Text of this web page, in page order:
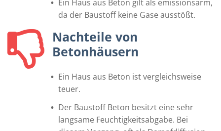
Ein Haus aus Beton gilt als emissionsarm,
da der Baustoff keine Gase ausstößt.
Nachteile von
Betonhäusern
Ein Haus aus Beton ist vergleichsweise
teuer.
Der Baustoff Beton besitzt eine sehr
langsame Feuchtigkeitsabgabe. Bei